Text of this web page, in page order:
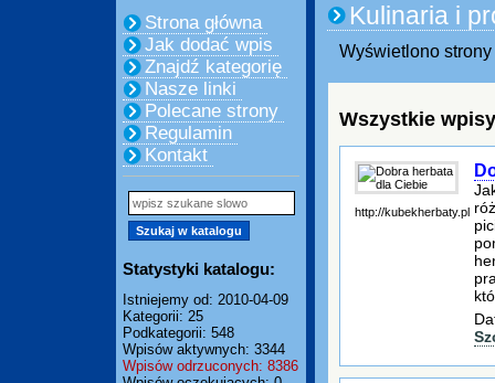
Strona główna
Jak dodać wpis
Znajdź kategorię
Nasze linki
Polecane strony
Regulamin
Kontakt
Statystyki katalogu:
Istniejemy od: 2010-04-09
Kategorii: 25
Podkategorii: 548
Wpisów aktywnych: 3344
Wpisów odrzuconych: 8386
Kulinaria i
Wyświetlono
Wszystkie
http://kubekherbaty.pl